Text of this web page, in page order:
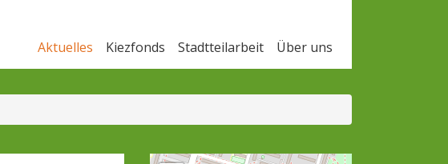
Aktuelles Kiezfonds Stadtteilarbeit Über uns